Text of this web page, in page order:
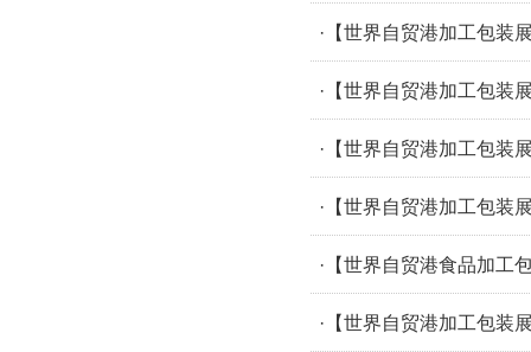
·【世界自贸港加工包装
·【世界自贸港加工包装
·【世界自贸港加工包装
·【世界自贸港加工包装
·【世界自贸港食品加工
·【世界自贸港加工包装